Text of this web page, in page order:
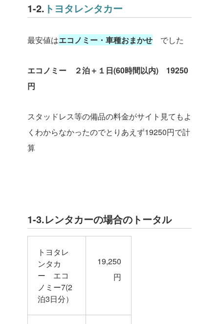
1-2. トヨタレンタカー
最安値はエコノミー・車種おまかせ でした
エコノミー ２泊＋１日(60時間以内) 19250
円
スタッドレス等の備品の料金がサイト見てもよ
くわからなかったのでとりあえず19250円で計
算
1-3.レンタカーの場合のトータル
トヨタレ
ンタカ
ー エコ
ノミー7(2
泊3日分）
19,250
円